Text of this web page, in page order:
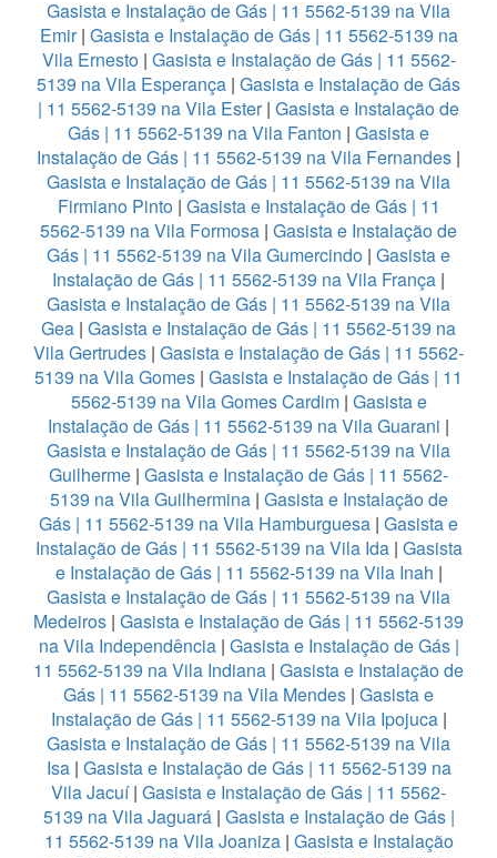
Gasista e Instalação de Gás | 11 5562-5139 na Vila
Emir| Gasista e Instalação de Gás | 11 5562-5139 na
Vila Ernesto| Gasista e Instalação de Gás | 11 5562-
5139 na Vila Esperança | Gasista e Instalação de Gás
| 11 5562-5139 na Vila Ester| Gasista e Instalação de
Gás | 11 5562-5139 na Vila Fanton | Gasista e
Instalação de Gás | 11 5562-5139 na Vila Fernandes |
Gasista e Instalação de Gás | 11 5562-5139 na Vila
Firmiano Pinto| Gasista e Instalação de Gás | 11
5562-5139 na Vila Formosa | Gasista e Instalação de
Gás | 11 5562-5139 na Vila Gumercindo | Gasista e
Instalação de Gás | 11 5562-5139 na Vila França |
Gasista e Instalação de Gás | 11 5562-5139 na Vila
Gea | Gasista e Instalação de Gás | 11 5562-5139 na
Vila Gertrudes | Gasista e Instalação de Gás | 11 5562-
5139 na Vila Gomes | Gasista e Instalação de Gás | 11
5562-5139 na Vila Gomes Cardim| Gasista e
Instalação de Gás | 11 5562-5139 na Vila Guarani |
Gasista e Instalação de Gás | 11 5562-5139 na Vila
Guilherme | Gasista e Instalação de Gás | 11 5562-
5139 na Vila Guilhermina| Gasista e Instalação de
Gás | 11 5562-5139 na Vila Hamburguesa | Gasista e
Instalação de Gás | 11 5562-5139 na Vila Ida| Gasista
e Instalação de Gás | 11 5562-5139 na Vila Inah |
Gasista e Instalação de Gás | 11 5562-5139 na Vila
Medeiros | Gasista e Instalação de Gás | 11 5562-5139
na Vila Independência| Gasista e Instalação de Gás |
11 5562-5139 na Vila Indiana | Gasista e Instalação de
Gás | 11 5562-5139 na Vila Mendes | Gasista e
Instalação de Gás | 11 5562-5139 na Vila Ipojuca|
Gasista e Instalação de Gás | 11 5562-5139 na Vila
Isa| Gasista e Instalação de Gás | 11 5562-5139 na
Vila Jacuí| Gasista e Instalação de Gás | 11 5562-
5139 na Vila Jaguará| Gasista e Instalação de Gás |
11 5562-5139 na Vila Joaniza| Gasista e Instalação